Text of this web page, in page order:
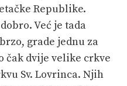
Republike.
Već je tada
grade jednu za
čak dvije velike crkve
Sv. Lovrinca. Njih